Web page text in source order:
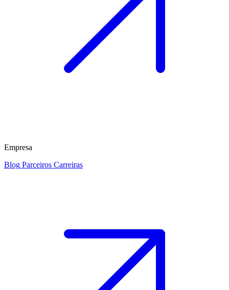
Empresa
Blog Parceiros Carreiras